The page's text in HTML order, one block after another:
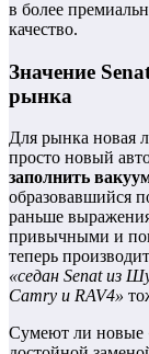
в более
качество.
Значение
рынка
Для рынка новая
просто новый
заполнить
образовавшийся
раньше
привычными и
теперь
«седан Senat из
Camry и RAV4»
Сумеют ли новые